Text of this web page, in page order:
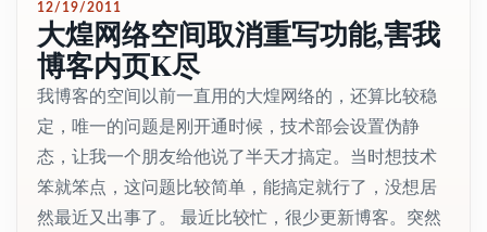
12/19/2011
大煌网络空间取消重写功能,害我
博客内页K尽
我博客的空间以前一直用的大煌网络的，还算比较稳
定，唯一的问题是刚开通时候，技术部会设置伪静
态，让我一个朋友给他说了半天才搞定。当时想技术
笨就笨点，这问题比较简单，能搞定就行了，没想居
然最近又出事了。 最近比较忙，很少更新博客。突然